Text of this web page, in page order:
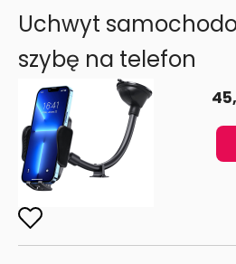
Uchwyt
szybę na telefon